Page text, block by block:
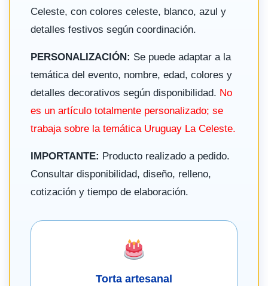
Celeste, con colores celeste, blanco, azul y
detalles festivos según coordinación.
PERSONALIZACIÓN: Se puede adaptar a la
temática del evento, nombre, edad, colores y
detalles decorativos según disponibilidad. No
es un artículo totalmente personalizado; se
trabaja sobre la temática Uruguay La Celeste.
IMPORTANTE: Producto realizado a pedido.
Consultar disponibilidad, diseño, relleno,
cotización y tiempo de elaboración.
Torta artesanal